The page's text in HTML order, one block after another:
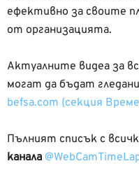
ефективно за своите
от организацията.
Актуалните видеа за
могат да бъдат
befsa.com (секция
Пълният списък с
канала